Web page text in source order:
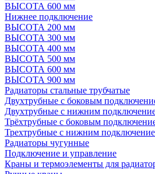
ВЫСОТА 600 мм
Нижнее подключение
ВЫСОТА 200 мм
ВЫСОТА 300 мм
ВЫСОТА 400 мм
ВЫСОТА 500 мм
ВЫСОТА 600 мм
ВЫСОТА 900 мм
Радиаторы стальные трубчатые
Двухтрубные с боковым
Двухтрубные с нижним
Трёхтрубные с боковым
Трехтрубные с нижним
Радиаторы чугунные
Подключение и управление
Краны и термоэлементы для